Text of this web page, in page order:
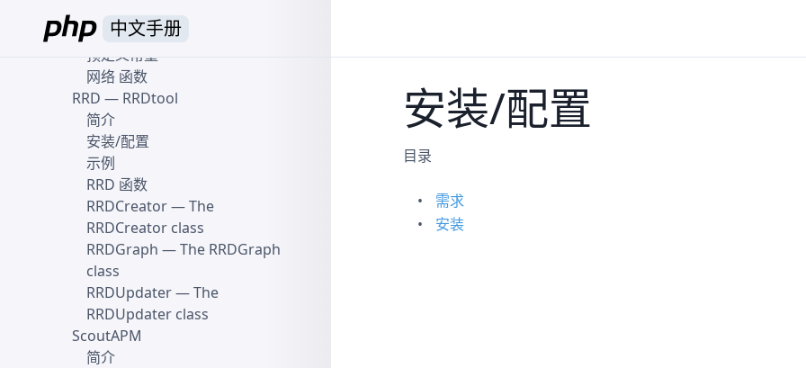
中文手册
安装/配置
目录
需求
安装
安装/配置
预定义常量
网络 函数
RRD — RRDtool
简介
安装/配置
示例
RRD 函数
RRDCreator— The
RRDCreator class
RRDGraph — The RRDGraph
class
RRDUpdater— The
RRDUpdater class
ScoutAPM
简介